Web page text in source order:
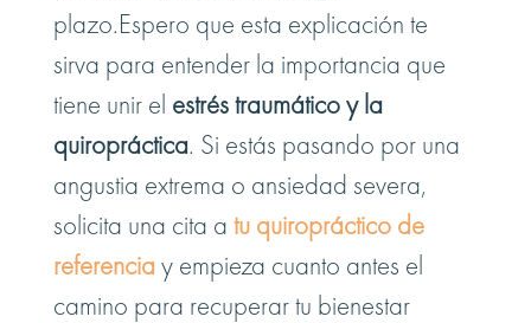
plazo.Espero que esta explicación te
sirva para entender la importancia que
tiene unir el estrés traumático y la
quiropráctica. Si estás pasando por una
angustia extrema o ansiedad severa,
solicita una cita a tu quiropráctico de
referencia y empieza cuanto antes el
camino para recuperar tu bienestar